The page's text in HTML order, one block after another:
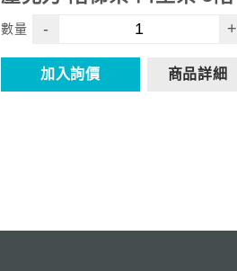
數量 - +
加入詢價 商品詳細